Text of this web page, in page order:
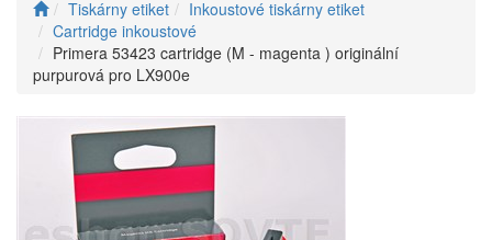
Tiskárny etiket
Inkoustové tiskárny etiket
Cartridge inkoustové
Primera 53423 cartridge (M - magenta ) originální
purpurová pro LX900e